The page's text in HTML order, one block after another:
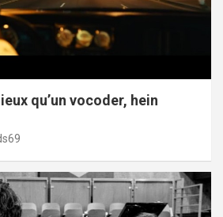
qu’un vocoder, hein